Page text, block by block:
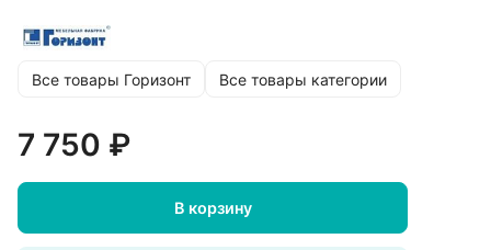
Все товары Горизонт Все товары категории
7 750 ₽
В корзину